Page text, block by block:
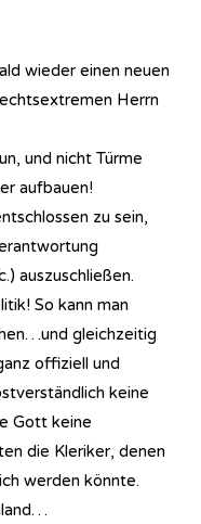
wieder einen neuen
Herrn
und nicht Türme
aufbauen!
zu sein,
auszuschließen.
So kann man
gleichzeitig
offiziell und
keine
Gott keine
die Kleriker, denen
werden könnte.